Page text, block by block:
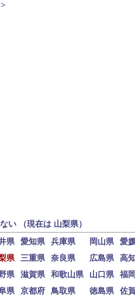
い （現在は 山梨県）
県 愛知県 兵庫県 岡山県
愛
県 三重県 奈良県 広島県
高
県 滋賀県 和歌山県 山口県
福
県 京都府 鳥取県 徳島県
佐